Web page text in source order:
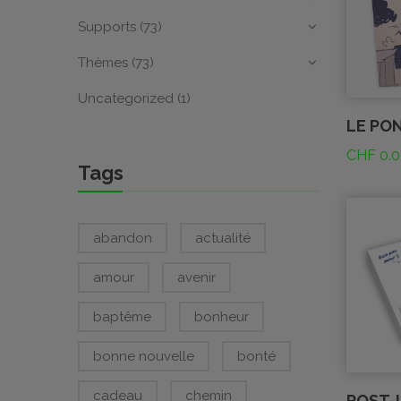
Supports (73)
Thèmes (73)
Uncategorized (1)
Tags
abandon actualité
amour avenir
baptême bonheur
bonne nouvelle bonté
cadeau chemin
LE
CHF